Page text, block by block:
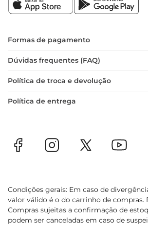
Formas de pagamento
Dúvidas frequentes (FAQ)
Política de troca e devolução
Política de entrega
Condições gerais: Em caso de
valor válido é o do carrinho de compras.
Compras sujeitas a confirmação de
podem ser canceladas em caso de